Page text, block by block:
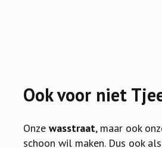
Ook voor niet
Onze wasstraat, maar ook
schoon wil maken. Dus ook